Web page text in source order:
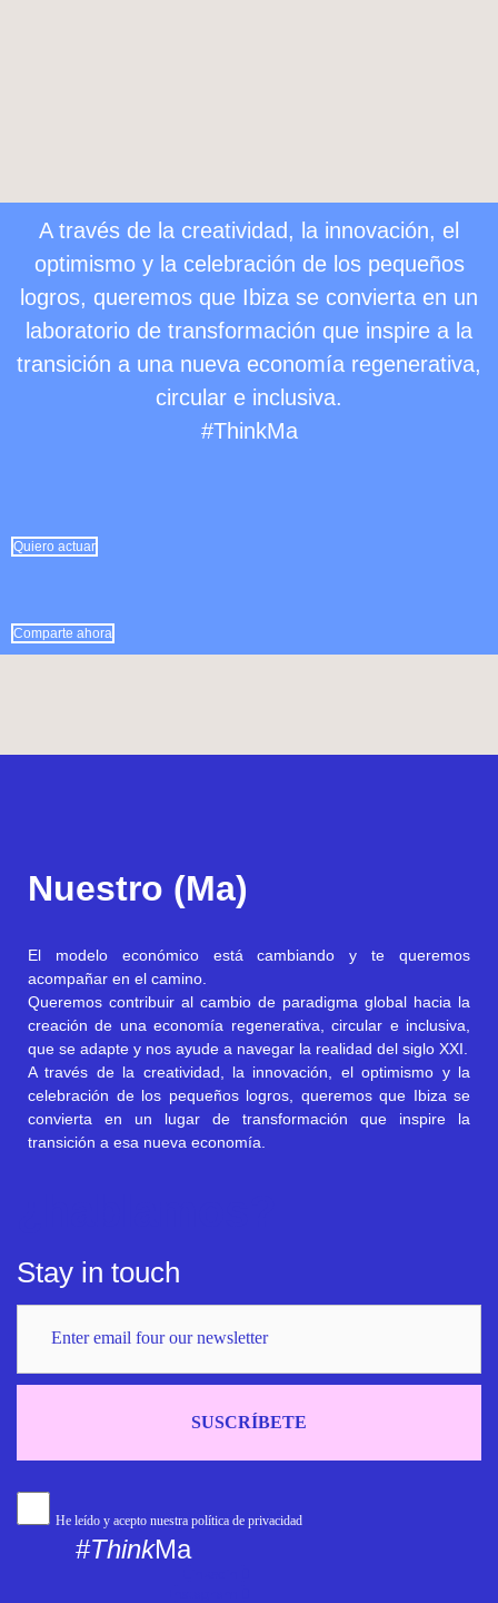
A través de la creatividad, la innovación, el
optimismo y la celebración de los pequeños
logros, queremos que Ibiza se convierta en un
laboratorio de transformación que inspire a la
transición a una nueva economía regenerativa,
circular e inclusiva.
#ThinkMa
Quiero actuar
Comparte ahora
Nuestro (Ma)
El modelo económico está cambiando y te queremos
acompañar en el camino.
Queremos contribuir al cambio de paradigma global hacia la
creación de una economía regenerativa, circular e inclusiva,
que se adapte y nos ayude a navegar la realidad del siglo XXI.
A través de la creatividad, la innovación, el optimismo y la
celebración de los pequeños logros, queremos que Ibiza se
convierta en un lugar de transformación que inspire la
transición a esa nueva economía.
Stay in touch
SUSCRÍBETE
He leído y acepto nuestra política de privacidad
#ThinkMa